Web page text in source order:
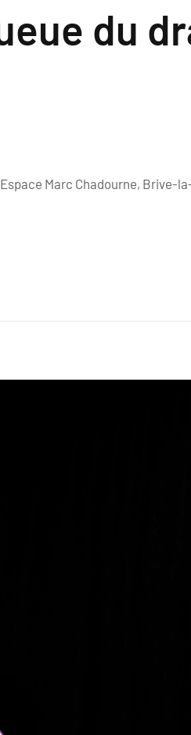
du
Marc Chadourne,